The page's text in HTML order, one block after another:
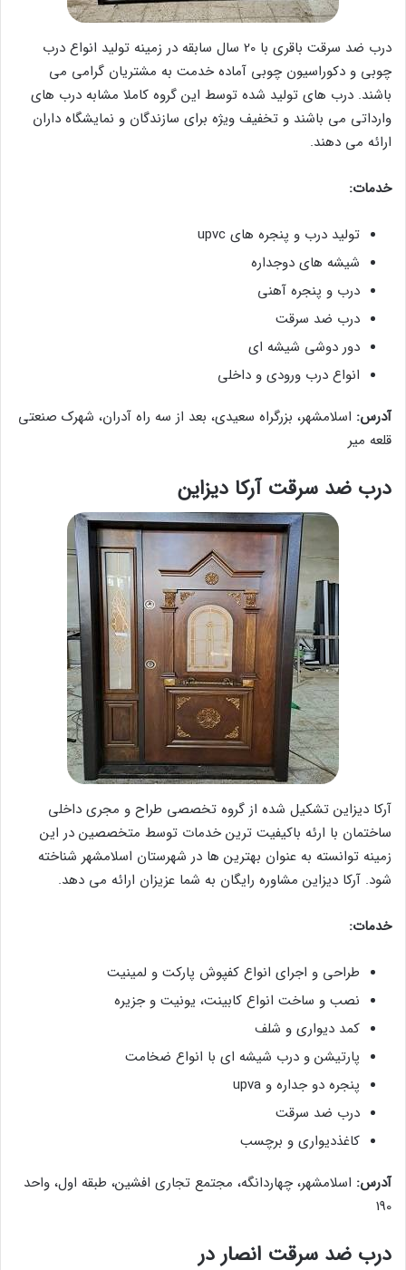
درب ضد سرقت باقری با 20 سال سابقه در زمینه تولید انواع درب
چوبی و دکوراسیون چوبی آماده خدمت به مشتریان گرامی می
باشند. درب های تولید شده توسط این گروه کاملا مشابه درب های
وارداتی می باشند و تخفیف ویژه برای سازندگان و نمایشگاه داران
ارائه می دهند.
خدمات:
تولید درب و پنجره های upvc
شیشه های دوجداره
درب و پنجره آهنی
درب ضد سرقت
دور دوشی شیشه ای
انواع درب ورودی و داخلی
آدرس: اسلامشهر، بزرگراه سعیدی، بعد از سه راه آدران، شهرک صنعتی
قلعه میر
درب ضد سرقت آرکا دیزاین
آرکا دیزاین تشکیل شده از گروه تخصصی طراح و مجری داخلی
ساختمان با ارئه باکیفیت ترین خدمات توسط متخصصین در این
زمینه توانسته به عنوان بهترین ها در شهرستان اسلامشهر شناخته
شود. آرکا دیزاین مشاوره رایگان به شما عزیزان ارائه می دهد.
خدمات:
طراحی و اجرای انواع کفپوش پارکت و لمینیت
نصب و ساخت انواع کابینت، یونیت و جزیره
کمد دیواری و شلف
پارتیشن و درب شیشه ای با انواع ضخامت
پنجره دو جداره و upva
درب ضد سرقت
کاغذدیواری و برچسب
آدرس: اسلامشهر، چهاردانگه، مجتمع تجاری افشین، طبقه اول، واحد
190
درب ضد سرقت انصار در